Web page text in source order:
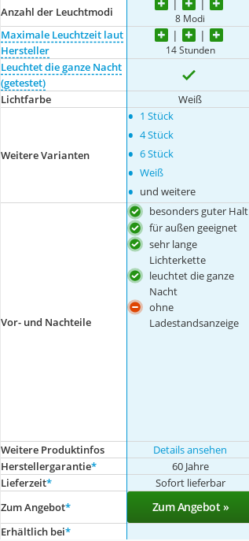
Anzahl der Leuchtmodi 8 Modi
Maximale Leuchtzeit laut
Hersteller
14 Stunden
Leuchtet die ganze Nacht
(getestet)
Lichtfarbe Weiß
Weitere Varianten
• 1 Stück
• 4 Stück
• 6 Stück
• Weiß
• und weitere
Vor- und Nachteile
besonders guter Halt
für außen geeignet
sehr lange
Lichterkette
leuchtet die ganze
Nacht
ohne
Ladestandsanzeige
Weitere Produktinfos Details ansehen
Herstellergarantie* 60 Jahre
Lieferzeit* Sofort lieferbar
Zum Angebot* Zum Angebot »
Erhältlich bei*